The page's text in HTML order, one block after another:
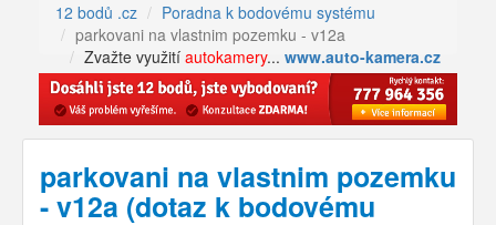
12 bodů .cz
Poradna k bodovému systému
parkovani na vlastnim pozemku - v12a
Zvažte využití autokamery... www.auto-kamera.cz
parkovani na vlastnim pozemku
- v12a (dotaz k bodovému